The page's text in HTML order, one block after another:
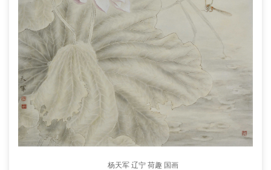
杨天军 辽宁 荷趣 国画